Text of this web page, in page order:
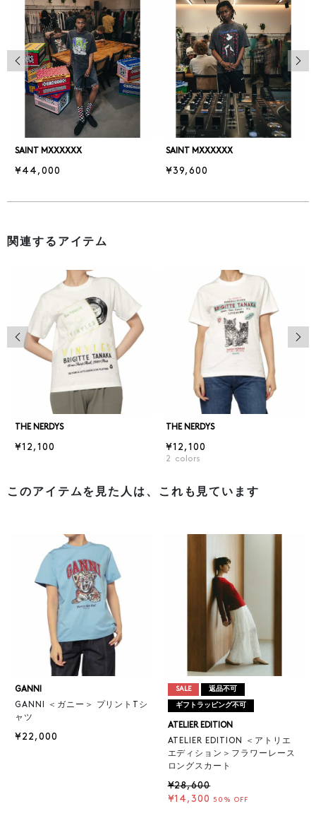
SAINT MXXXXXX
¥44,000
SAINT MXXXXXX
¥39,600
前の画像
関連するアイテム
THE NERDYS
¥12,100
THE NERDYS
¥12,100
2 colors
前の画像
このアイテムを見た人は、これも見ています
GANNI
GANNI ＜ガニー＞ プリントTシ
ャツ
¥22,000
SALE 返品不可
ギフトラッピング不可
ATELIER EDITION
ATELIER EDITION ＜アトリエ
エディション＞フラワーレース
ロングスカート
¥28,600
¥14,300
50% OFF